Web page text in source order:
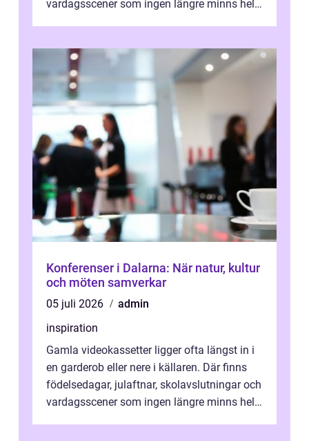
vardagsscener som ingen längre minns helt.
Konferenser i Dalarna: När natur, kultur
och möten samverkar
05 juli 2026
admin
inspiration
Gamla videokassetter ligger ofta längst in i
en garderob eller nere i källaren. Där finns
födelsedagar, julaftnar, skolavslutningar och
vardagsscener som ingen längre minns helt.